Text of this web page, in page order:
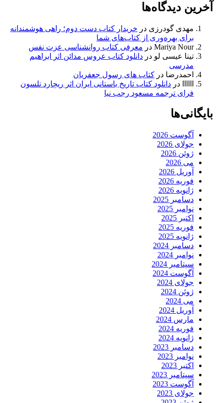
آخرین دیدگاه‌ها
مهدی گودرزی در خریدار کتاب دست دوم؛ راهی هوشمندانه
برای بهره‌وری از کتاب‌های شما
Mariya Nour در معرفی کتاب روانشناسی عزت نفس
تینا عیسی لو در دانلود کتاب عروس مدائن اثر ابراهیم
مدرسی
احمدرضا در کتاب های رسول جعفریان
در دانلود کتاب تاریخ باستانی ایران اثر ریچارد نلسون
فرای ترجمه مسعود رجب نیا
بایگانی‌ها
آگوست 2026
جولای 2026
ژوئن 2026
می 2026
آوریل 2026
فوریه 2026
ژانویه 2026
دسامبر 2025
نوامبر 2025
اکتبر 2025
فوریه 2025
ژانویه 2025
دسامبر 2024
نوامبر 2024
سپتامبر 2024
آگوست 2024
جولای 2024
ژوئن 2024
می 2024
آوریل 2024
مارس 2024
فوریه 2024
ژانویه 2024
دسامبر 2023
نوامبر 2023
اکتبر 2023
سپتامبر 2023
آگوست 2023
جولای 2023